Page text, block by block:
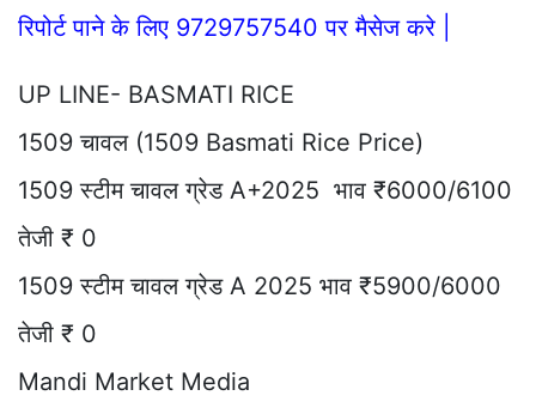
रिपोर्ट पाने के लिए 9729757540 पर मैसेज करे |
UP LINE- BASMATI RICE
1509 चावल (1509 Basmati Rice Price)
1509 स्टीम चावल ग्रेड A+2025 भाव ₹6000/6100
तेजी ₹ 0
1509 स्टीम चावल ग्रेड A 2025 भाव ₹5900/6000
तेजी ₹ 0
Mandi Market Media